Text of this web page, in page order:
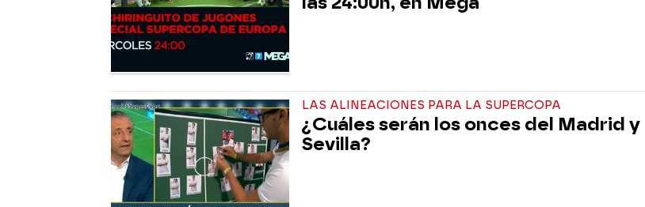
LAS ALINEACIONES PARA LA SUPERCOPA
¿Cuáles serán los onces del Madrid y
Sevilla?